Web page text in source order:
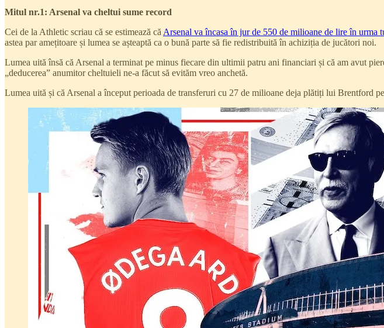
Mitul nr.1: Arsenal va cheltui sume record
Cei de la Athletic scriau că se estimează că Arsenal va încasa în jur de 550 de milioane de lire în urma
astea par amețitoare și lumea se așteaptă ca o bună parte să fie redistribuită în achiziția de jucători noi.
Lumea uită însă că Arsenal a terminat pe minus fiecare din ultimii patru ani financiari și că am avut
„deducerea” anumitor cheltuieli ne-a făcut să evităm vreo anchetă.
Lumea uită și că Arsenal a început perioada de transferuri cu 27 de milioane deja plătiți lui Brentford